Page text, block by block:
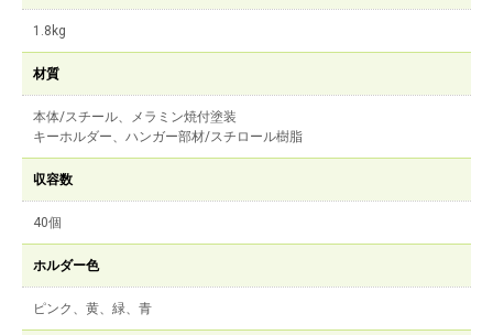
1.8kg
材質
本体/スチール、メラミン焼付塗装
キーホルダー、ハンガー部材/スチロール樹脂
収容数
40個
ホルダー色
ピンク、黄、緑、青